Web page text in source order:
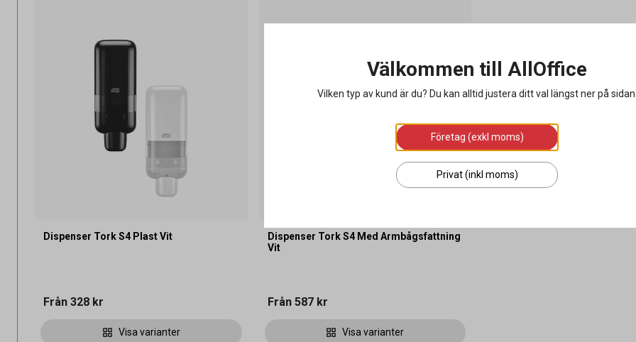
Dispenser Tork S4 Plast Vit
Från 328 kr
Visa varianter
Dispenser Tork S4 Med Armbågsfattning
Vit
Från 587 kr
Visa varianter
Välkommen till AllOffice
Vilken typ av kund är du? Du kan alltid justera ditt val längst ner på
Företag (exkl moms)
Privat (inkl moms)